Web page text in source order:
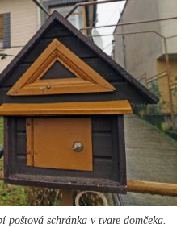
schránka v tvare domčeka.